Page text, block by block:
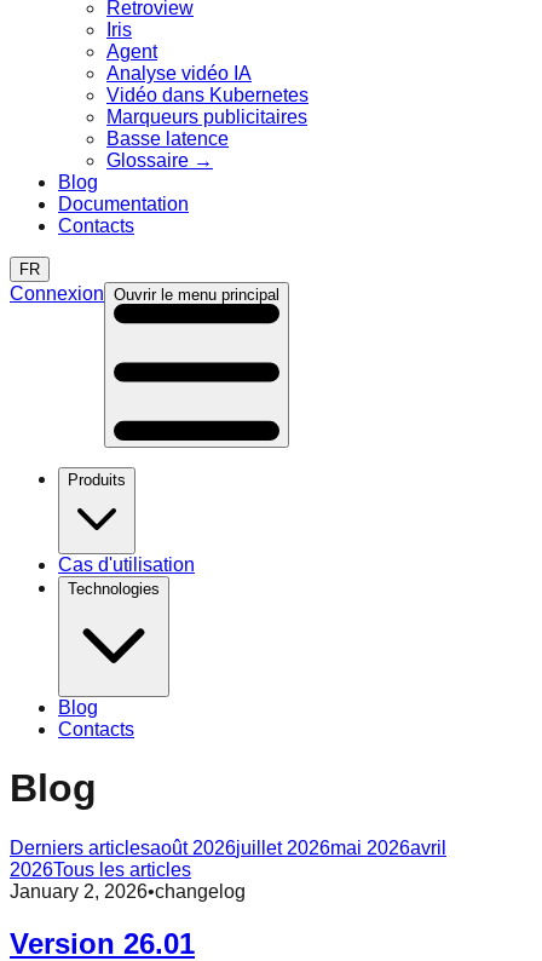
Retroview
Iris
Agent
Analyse vidéo IA
Vidéo dans Kubernetes
Marqueurs publicitaires
Basse latence
Glossaire →
Blog
Documentation
Contacts
FR
Connexion Ouvrir le menu principal
Produits
Cas d'utilisation
Technologies
Blog
Contacts
Blog
Derniers articlesaoût 2026juillet 2026mai 2026avril
2026Tous les articles
January 2, 2026•changelog
Version 26.01